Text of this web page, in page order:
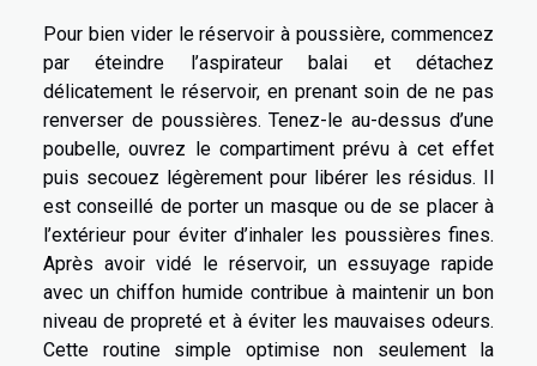
Pour bien vider le réservoir à poussière, commencez
par éteindre l’aspirateur balai et détachez
délicatement le réservoir, en prenant soin de ne pas
renverser de poussières. Tenez-le au-dessus d’une
poubelle, ouvrez le compartiment prévu à cet effet
puis secouez légèrement pour libérer les résidus. Il
est conseillé de porter un masque ou de se placer à
l’extérieur pour éviter d’inhaler les poussières fines.
Après avoir vidé le réservoir, un essuyage rapide
avec un chiffon humide contribue à maintenir un bon
niveau de propreté et à éviter les mauvaises odeurs.
Cette routine simple optimise non seulement la